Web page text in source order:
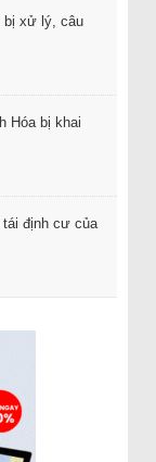
bị xử lý, câu
Hóa bị khai
tái định cư của